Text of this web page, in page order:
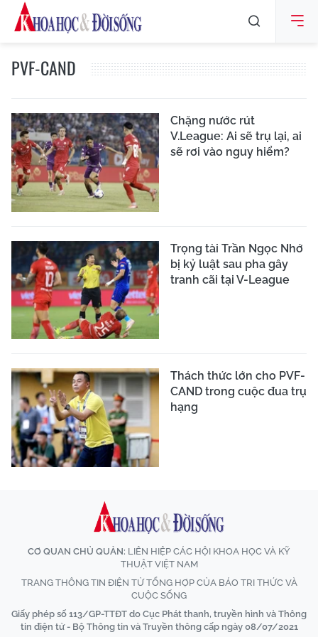
PVF-CAND
Chặng nước rút
V.League: Ai sẽ trụ lại, ai
sẽ rơi vào nguy hiểm?
Trọng tài Trần Ngọc Nhớ
bị kỷ luật sau pha gây
tranh cãi tại V-League
Thách thức lớn cho PVF-
CAND trong cuộc đua trụ
hạng
CƠ QUAN CHỦ QUẢN: LIÊN HIỆP CÁC HỘI KHOA HỌC VÀ KỸ
THUẬT VIỆT NAM
TRANG THÔNG TIN ĐIỆN TỬ TỔNG HỢP CỦA BÁO TRI THỨC VÀ
CUỘC SỐNG
Giấy phép số 113/GP-TTĐT do Cục Phát thanh, truyền hình và Thông
tin điện tử - Bộ Thông tin và Truyền thông cấp ngày 08/07/2021